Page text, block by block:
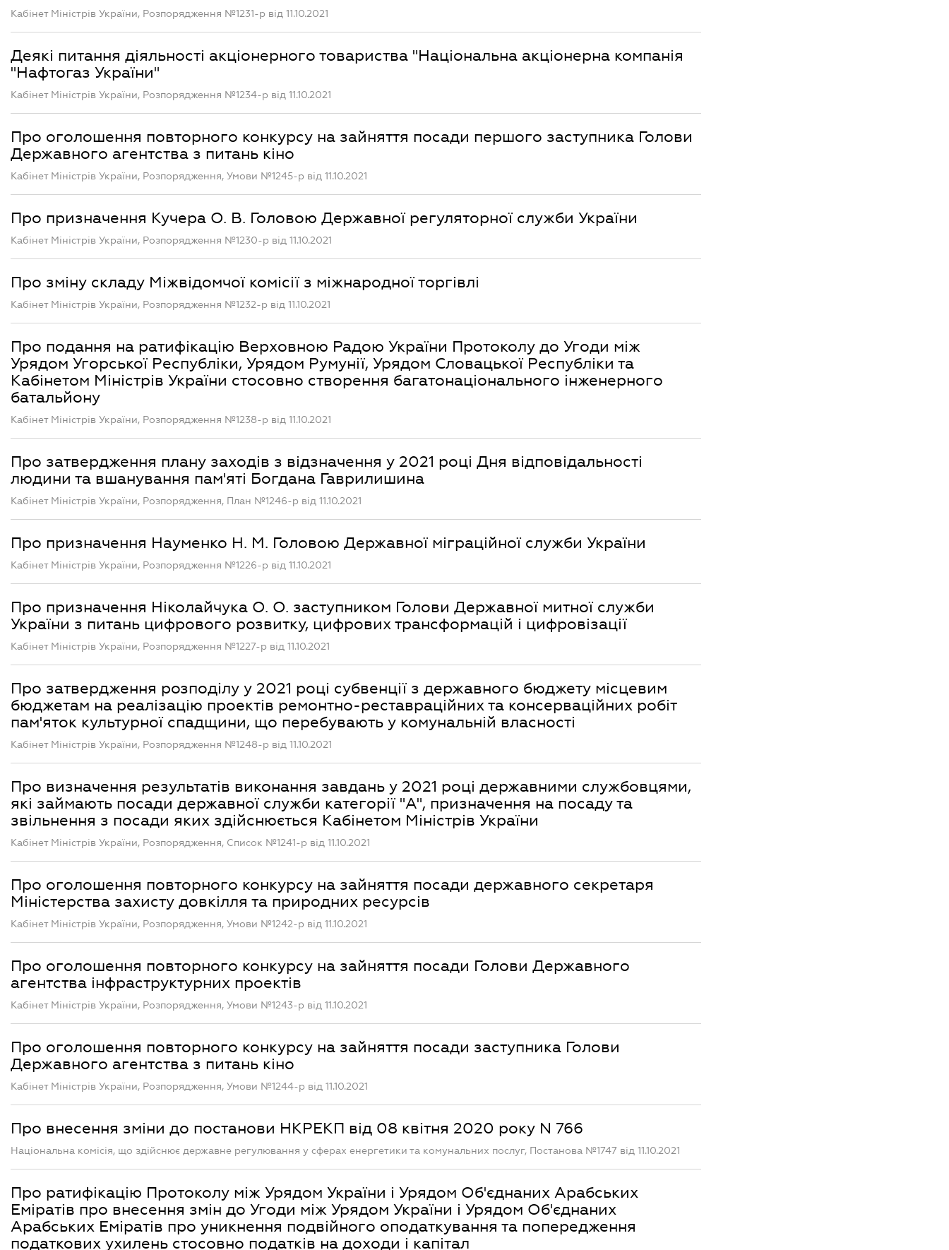
Кабінет Міністрів України, Розпорядження №1231-р від 11.10.2021
Деякі питання діяльності акціонерного товариства "Національна акціонерна компанія
"Нафтогаз України"
Кабінет Міністрів України, Розпорядження №1234-р від 11.10.2021
Про оголошення повторного конкурсу на зайняття посади першого заступника Голови
Державного агентства з питань кіно
Кабінет Міністрів України, Розпорядження, Умови №1245-р від 11.10.2021
Про призначення Кучера О. В. Головою Державної регуляторної служби України
Кабінет Міністрів України, Розпорядження №1230-р від 11.10.2021
Про зміну складу Міжвідомчої комісії з міжнародної торгівлі
Кабінет Міністрів України, Розпорядження №1232-р від 11.10.2021
Про подання на ратифікацію Верховною Радою України Протоколу до Угоди між
Урядом Угорської Республіки, Урядом Румунії, Урядом Словацької Республіки та
Кабінетом Міністрів України стосовно створення багатонаціонального інженерного
батальйону
Кабінет Міністрів України, Розпорядження №1238-р від 11.10.2021
Про затвердження плану заходів з відзначення у 2021 році Дня відповідальності
людини та вшанування пам'яті Богдана Гаврилишина
Кабінет Міністрів України, Розпорядження, План №1246-р від 11.10.2021
Про призначення Науменко Н. М. Головою Державної міграційної служби України
Кабінет Міністрів України, Розпорядження №1226-р від 11.10.2021
Про призначення Ніколайчука О. О. заступником Голови Державної митної служби
України з питань цифрового розвитку, цифрових трансформацій і цифровізації
Кабінет Міністрів України, Розпорядження №1227-р від 11.10.2021
Про затвердження розподілу у 2021 році субвенції з державного бюджету місцевим
бюджетам на реалізацію проектів ремонтно-реставраційних та консерваційних робіт
пам'яток культурної спадщини, що перебувають у комунальній власності
Кабінет Міністрів України, Розпорядження №1248-р від 11.10.2021
Про визначення результатів виконання завдань у 2021 році державними службовцями,
які займають посади державної служби категорії "А", призначення на посаду та
звільнення з посади яких здійснюється Кабінетом Міністрів України
Кабінет Міністрів України, Розпорядження, Список №1241-р від 11.10.2021
Про оголошення повторного конкурсу на зайняття посади державного секретаря
Міністерства захисту довкілля та природних ресурсів
Кабінет Міністрів України, Розпорядження, Умови №1242-р від 11.10.2021
Про оголошення повторного конкурсу на зайняття посади Голови Державного
агентства інфраструктурних проектів
Кабінет Міністрів України, Розпорядження, Умови №1243-р від 11.10.2021
Про оголошення повторного конкурсу на зайняття посади заступника Голови
Державного агентства з питань кіно
Кабінет Міністрів України, Розпорядження, Умови №1244-р від 11.10.2021
Про внесення зміни до постанови НКРЕКП від 08 квітня 2020 року N 766
Національна комісія, що здійснює державне регулювання у сферах енергетики та комунальних послуг, Постанова №1747 від 11.10.2021
Про ратифікацію Протоколу між Урядом України і Урядом Об'єднаних Арабських
Еміратів про внесення змін до Угоди між Урядом України і Урядом Об'єднаних
Арабських Еміратів про уникнення подвійного оподаткування та попередження
податкових ухилень стосовно податків на доходи і капітал